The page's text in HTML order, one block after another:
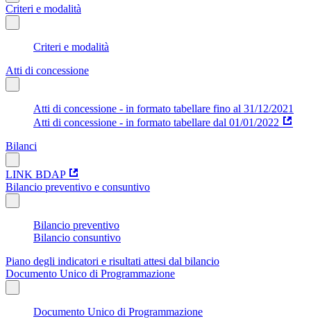
Criteri e modalità
Criteri e modalità
Atti di concessione
Atti di concessione - in formato tabellare fino al 31/12/2021
Atti di concessione - in formato tabellare dal 01/01/2022
Bilanci
LINK BDAP
Bilancio preventivo e consuntivo
Bilancio preventivo
Bilancio consuntivo
Piano degli indicatori e risultati attesi dal bilancio
Documento Unico di Programmazione
Documento Unico di Programmazione